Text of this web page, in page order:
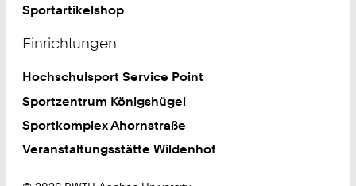
Sportartikelshop
Einrichtungen
Hochschulsport Service Point
Sportzentrum Königshügel
Sportkomplex Ahornstraße
Veranstaltungsstätte Wildenhof